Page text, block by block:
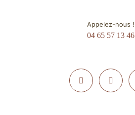
04 65 57 13 46
Appelez-nous !